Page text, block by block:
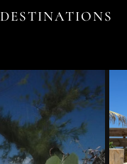
DESTINATIONS